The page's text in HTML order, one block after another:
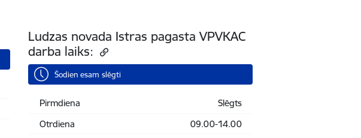
Ludzas novada Istras pagasta VPVKAC
darba laiks:
Šodien esam slēgti
Pirmdiena
Slēgts
Otrdiena
09.00-14.00